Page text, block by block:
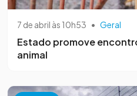
7 de abril às 10h53 • Geral
Estado promove
animal